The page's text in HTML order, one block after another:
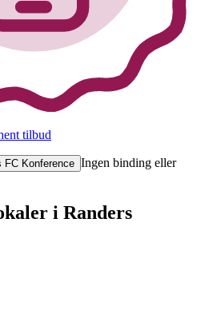
tilbud
FC Konference Ingen binding eller
i Randers